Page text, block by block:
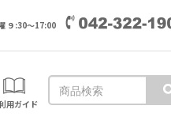
９:30～17:00
用ガイド